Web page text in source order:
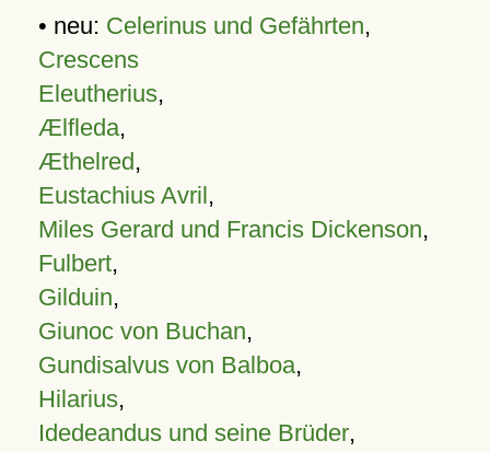
• neu: Celerinus und Gefährten,
Crescens
Eleutherius,
Ælfleda,
Æthelred,
Eustachius Avril,
Miles Gerard und Francis Dickenson,
Fulbert,
Gilduin,
Giunoc von Buchan,
Gundisalvus von Balboa,
Hilarius,
Idedeandus und seine Brüder,